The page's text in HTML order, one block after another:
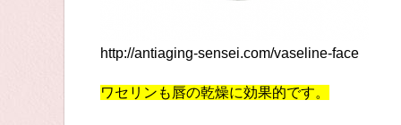
http://antiaging-sensei.com/vaseline-face
ワセリンも唇の乾燥に効果的です。